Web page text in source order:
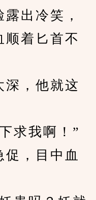
出冷笑，
顺着匕首不
，他就这
我啊！”
，目中血